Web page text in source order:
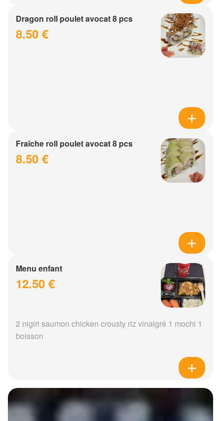
Dragon roll poulet avocat 8 pcs
8.50 €
Fraîche roll poulet avocat 8 pcs
8.50 €
Menu enfant
12.50 €
2 nigiri saumon chicken crousty riz vinaigré 1 mochi 1
boisson